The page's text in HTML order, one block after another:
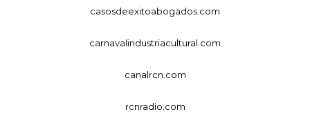
casosdeexitoabogados.com
carnavalindustriacultural.com
canalrcn.com
rcnradio.com